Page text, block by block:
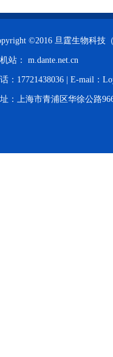
©2016 旦霆生物科技
站： m.dante.net.cn
：17721438036 | E-mail：
：上海市青浦区华徐公路